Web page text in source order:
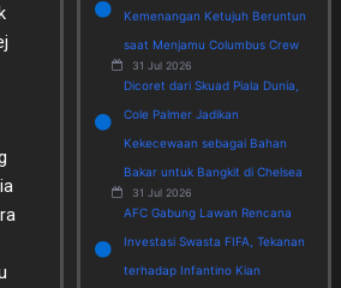
Kemenangan Ketujuh Beruntun
saat Menjamu Columbus Crew
31 Jul 2026
Dicoret dari Skuad Piala Dunia,
Cole Palmer Jadikan
Kekecewaan sebagai Bahan
Bakar untuk Bangkit di Chelsea
31 Jul 2026
AFC Gabung Lawan Rencana
Investasi Swasta FIFA, Tekanan
terhadap Infantino Kian